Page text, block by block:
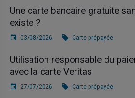
Une carte bancaire gratuite
existe ?
03/08/2026 Carte prépayée
Utilisation responsable du
avec la carte Veritas
27/07/2026 Carte prépayée